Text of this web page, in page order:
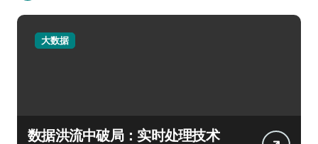
大数据
数据洪流中破局：实时处理技术